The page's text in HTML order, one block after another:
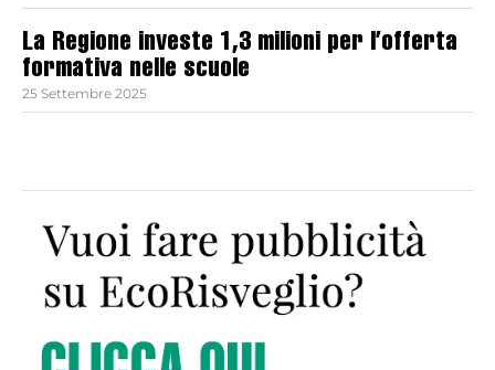
La Regione investe 1,3 milioni per l’offerta
formativa nelle scuole
25 Settembre 2025